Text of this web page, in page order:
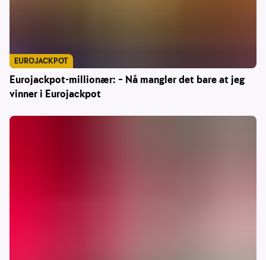
Eurojackpot-millionær: – Nå mangler det bare at jeg
vinner i Eurojackpot
EUROJACKPOT